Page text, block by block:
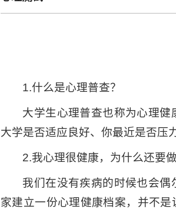
1.什么是心理普查？
大学生心理普查也称为心理
大学是否适应良好、你最近是否压
2.我心理很健康，为什么还要
我们在没有疾病的时候也会
家建立一份心理健康档案，并不